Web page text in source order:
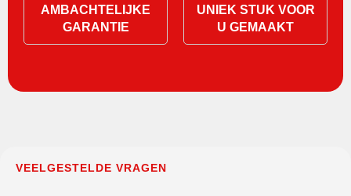
AMBACHTELIJKE
GARANTIE
UNIEK STUK VOOR
U GEMAAKT
VEELGESTELDE VRAGEN